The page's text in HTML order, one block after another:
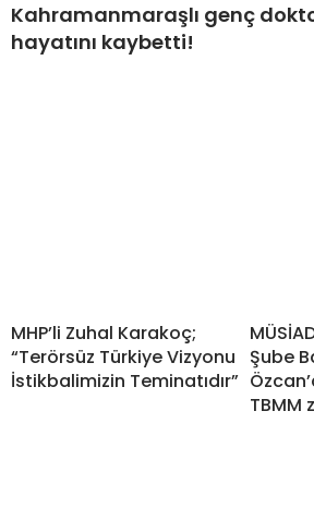
Kahramanmaraşlı genç
hayatını kaybetti!
MHP’li Zuhal Karakoç;
“Terörsüz Türkiye Vizyonu
İstikbalimizin Teminatıdır”
Şube
TBMM